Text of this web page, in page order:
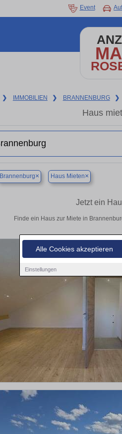
Alle Cookies akzeptieren
Einstellungen
Event
❯ IMMOBILIEN ❯ BRANNENBURG ❯
Haus
Brannenburg× Haus Mieten×
Jetzt ein
Finde ein Haus zur Miete in